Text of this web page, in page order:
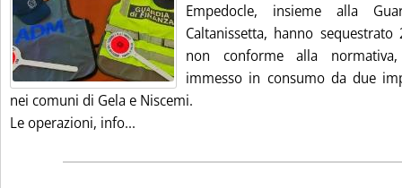
Empedocle, insieme alla
Caltanissetta, hanno
non conforme alla
immesso in consumo da due
nei comuni di Gela e Niscemi.
Le operazioni, info...